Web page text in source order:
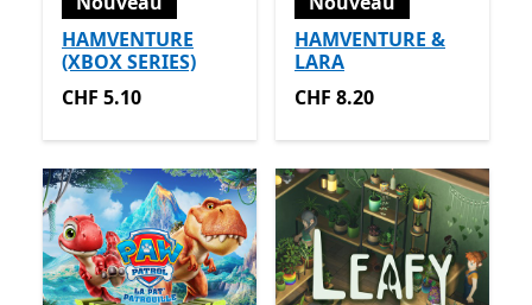
HAMVENTURE
(XBOX SERIES)
CHF 5.10
CHF 5.10
HAMVENTURE &
LARA
CHF 8.20
CHF 8.20